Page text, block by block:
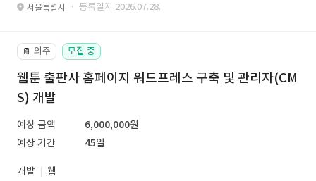
서울특별시 · 등록일자 2026.07.28.
📔 외주 모집 중
웹툰 출판사 홈페이지 워드프레스 구축 및 관리자(CM
S) 개발
예상 금액
6,000,000원
예상 기간
45일
개발
웹